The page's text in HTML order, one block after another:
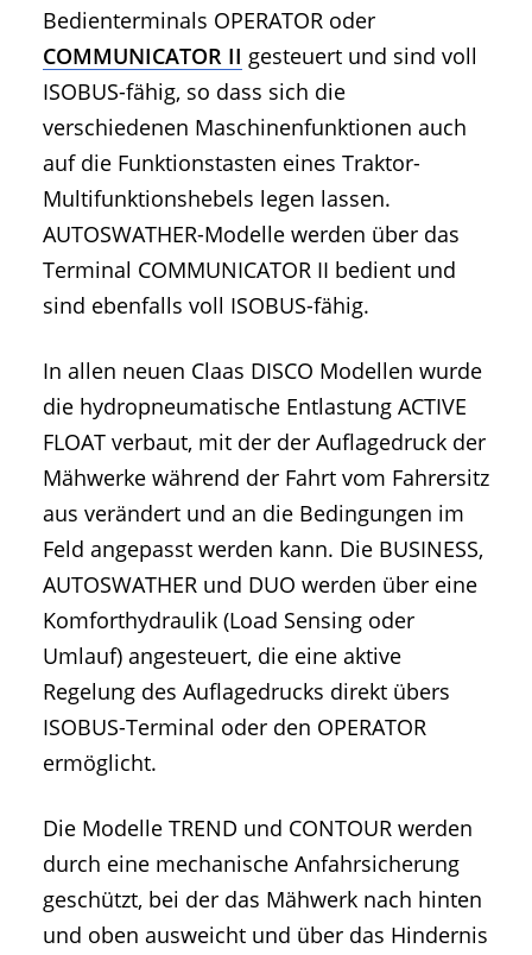
Bedienterminals OPERATOR oder
COMMUNICATOR II gesteuert und sind voll
ISOBUS-fähig, so dass sich die
verschiedenen Maschinenfunktionen auch
auf die Funktionstasten eines Traktor-
Multifunktionshebels legen lassen.
AUTOSWATHER-Modelle werden über das
Terminal COMMUNICATOR II bedient und
sind ebenfalls voll ISOBUS-fähig.
In allen neuen Claas DISCO Modellen wurde
die hydropneumatische Entlastung ACTIVE
FLOAT verbaut, mit der der Auflagedruck der
Mähwerke während der Fahrt vom Fahrersitz
aus verändert und an die Bedingungen im
Feld angepasst werden kann. Die BUSINESS,
AUTOSWATHER und DUO werden über eine
Komforthydraulik (Load Sensing oder
Umlauf) angesteuert, die eine aktive
Regelung des Auflagedrucks direkt übers
ISOBUS-Terminal oder den OPERATOR
ermöglicht.
Die Modelle TREND und CONTOUR werden
durch eine mechanische Anfahrsicherung
geschützt, bei der das Mähwerk nach hinten
und oben ausweicht und über das Hindernis